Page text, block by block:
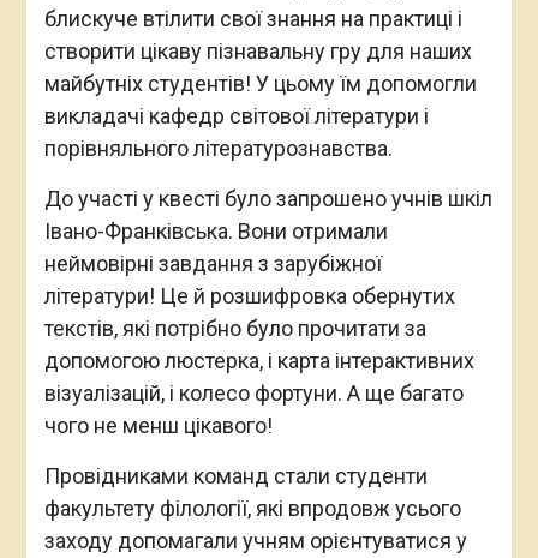
блискуче втілити свої знання на практиці і
створити цікаву пізнавальну гру для наших
майбутніх студентів! У цьому їм допомогли
викладачі кафедр світової літератури і
порівняльного літературознавства.
До участі у квесті було запрошено учнів шкіл
Івано-Франківська. Вони отримали
неймовірні завдання з зарубіжної
літератури! Це й розшифровка обернутих
текстів, які потрібно було прочитати за
допомогою люстерка, і карта інтерактивних
візуалізацій, і колесо фортуни. А ще багато
чого не менш цікавого!
Провідниками команд стали студенти
факультету філології, які впродовж усього
заходу допомагали учням орієнтуватися у